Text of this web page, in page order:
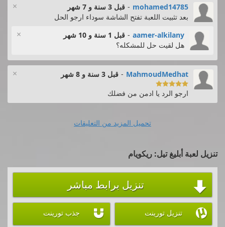
× mohamed14785
- قبل 3 سنة و 7 شهر
بعد تثبيت اللعبة تفتح الشاشة سوداء ارجو الحل
× aamer-alkilany
- قبل 1 سنة و 10 شهر
هل لقيت حل للمشكله؟
× MahmoudMedhat
- قبل 3 سنة و 8 شهر

ارجو الرد يا ادمن من فضلك
تحميل المزيد من التعليقات
تنزيل لعبة أبليغ تيل: ريكويام
 تنزيل برابط مباشر
 تنزيل تورينت  جذب تورينت